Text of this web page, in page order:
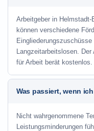
Arbeitgeber in Helmstadt-
können verschiedene
Langzeitarbeitslosen.
für Arbeit berät kostenlos.
Was passiert, wenn
Nicht wahrgenommene
Leistungsminderungen